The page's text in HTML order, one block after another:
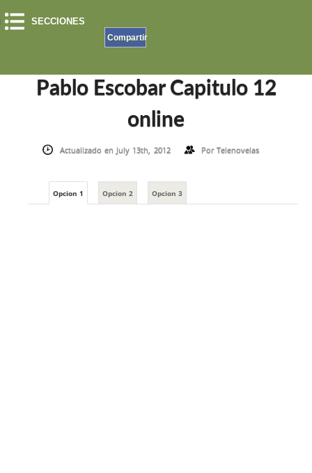
SECCIONES
Compartir
EL PATRON DEL MAL»PABLO ESCOBAR CAPITULO 12 ONLINE
Pablo Escobar Capitulo 12
online
Actualizado en July 13th, 2012 Por Telenovelas
Opcion 1 Opcion 2 Opcion 3